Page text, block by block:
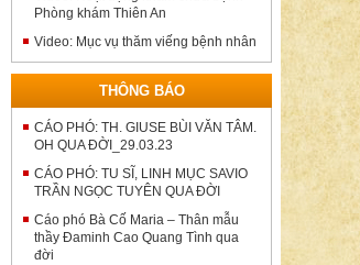
Phòng khám Thiên An
Video: Mục vụ thăm viếng bệnh nhân
THÔNG BÁO
CÁO PHÓ: TH. GIUSE BÙI VĂN TÂM.
OH QUA ĐỜI_29.03.23
CÁO PHÓ: TU SĨ, LINH MỤC SAVIO
TRẦN NGỌC TUYÊN QUA ĐỜI
Cáo phó Bà Cố Maria – Thân mẫu
thầy Đaminh Cao Quang Tình qua
đời